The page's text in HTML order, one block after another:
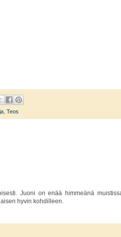
Teos
Juoni on enää himmeänä
hyvin kohdilleen.